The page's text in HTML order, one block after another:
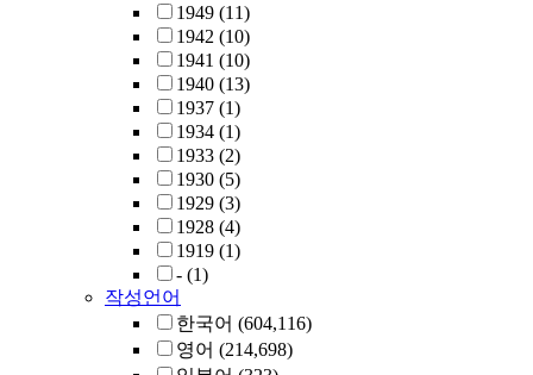
1949 (11)
1942 (10)
1941 (10)
1940 (13)
1937 (1)
1934 (1)
1933 (2)
1930 (5)
1929 (3)
1928 (4)
1919 (1)
- (1)
작성언어
한국어 (604,116)
영어 (214,698)